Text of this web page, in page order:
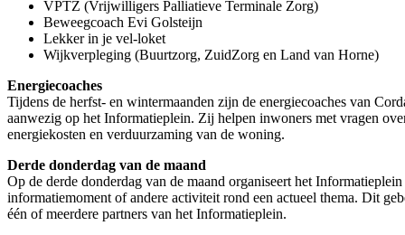
VPTZ (Vrijwilligers Palliatieve Terminale Zorg)
Beweegcoach Evi Golsteijn
Lekker in je vel-loket
Wijkverpleging (Buurtzorg, ZuidZorg en Land van Horne)
Energiecoaches
Tijdens de herfst- en wintermaanden zijn de energiecoaches van
aanwezig op het Informatieplein. Zij helpen inwoners met vragen
energiekosten en verduurzaming van de woning.
Derde donderdag van de maand
Op de derde donderdag van de maand organiseert het
informatiemoment of andere activiteit rond een actueel thema. Dit
één of meerdere partners van het Informatieplein.